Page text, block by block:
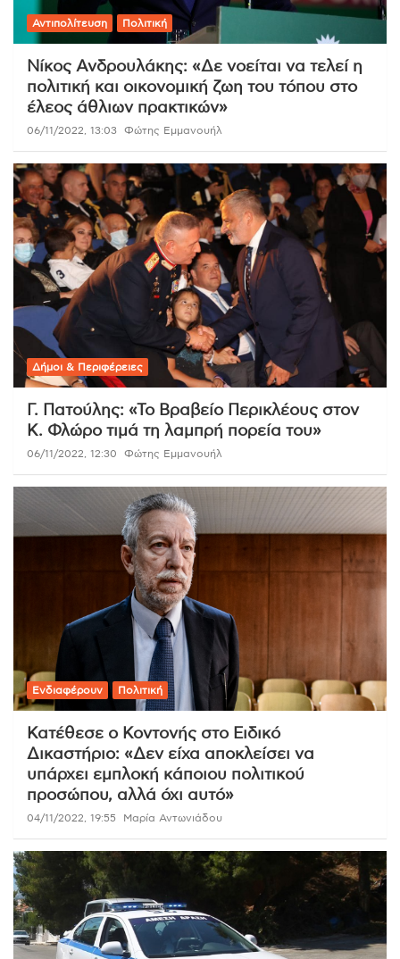
Αντιπολίτευση Πολιτική
Νίκος Ανδρουλάκης: «Δε νοείται να τελεί η
πολιτική και οικονομική ζωη του τόπου στο
έλεος άθλιων πρακτικών»
06/11/2022, 13:03 Φώτης Εμμανουήλ
Δήμοι & Περιφέρειες
Γ. Πατούλης: «Το Βραβείο Περικλέους στον
Κ. Φλώρο τιμά τη λαμπρή πορεία του»
06/11/2022, 12:30 Φώτης Εμμανουήλ
Ενδιαφέρουν Πολιτική
Κατέθεσε ο Κοντονής στο Ειδικό
Δικαστήριο: «Δεν είχα αποκλείσει να
υπάρχει εμπλοκή κάποιου πολιτικού
προσώπου, αλλά όχι αυτό»
04/11/2022, 19:55 Μαρία Αντωνιάδου